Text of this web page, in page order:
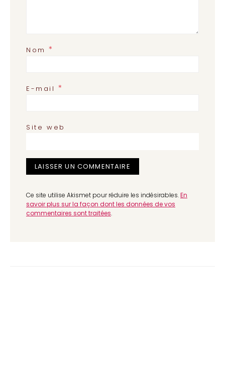
Nom*
E-mail*
Site web
Ce site utilise Akismet pour réduire les indésirables.En
savoir plus sur la façon dont les données de vos
commentaires sont traitées.